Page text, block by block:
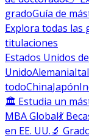
gradoGuía de
Explora todas las
titulaciones
Estados Unidos
UnidoAlemania
todoChinaJapón
🏛 Estudia un
MBA Global💃
en EE. UU.🔬